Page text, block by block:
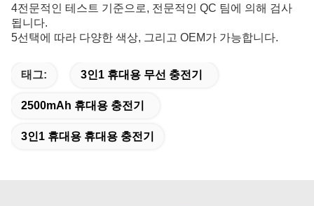
4전문적인 테스트 기준으로, 전문적인 QC 팀에 의해 검사
됩니다.
5선택에 따라 다양한 색상, 그리고 OEM가 가능합니다.
태그: 3인1 휴대용 무선 충전기
2500mAh 휴대용 충전기
3인1 휴대용 휴대용 충전기